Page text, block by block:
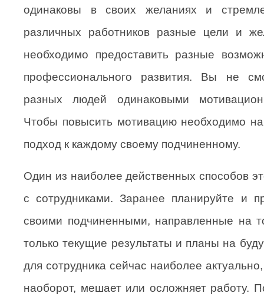
одинаковы в своих желаниях и
различных работников разные цели и
необходимо предоставить разные
профессионального развития. Вы не
разных людей одинаковыми
Чтобы повысить мотивацию необходимо
подход к каждому своему подчиненному.
Один из наиболее действенных способов
с сотрудниками. Заранее планируйте и
своими подчиненными, направленные на
только текущие результаты и планы на
для сотрудника сейчас наиболее
наоборот, мешает или осложняет работу.